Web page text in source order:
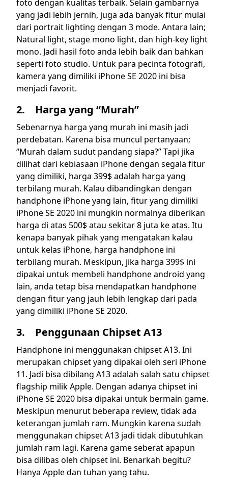
foto dengan kualitas terbaik. Selain gambarnya
yang jadi lebih jernih, juga ada banyak fitur mulai
dari portrait lighting dengan 3 mode. Antara lain;
Natural light, stage mono light, dan high-key light
mono. Jadi hasil foto anda lebih baik dan bahkan
seperti foto studio. Untuk para pecinta fotografi,
kamera yang dimiliki iPhone SE 2020 ini bisa
menjadi favorit.
2. Harga yang “Murah”
Sebenarnya harga yang murah ini masih jadi
perdebatan. Karena bisa muncul pertanyaan;
“Murah dalam sudut pandang siapa?” Tapi jika
dilihat dari kebiasaan iPhone dengan segala fitur
yang dimiliki, harga 399$ adalah harga yang
terbilang murah. Kalau dibandingkan dengan
handphone iPhone yang lain, fitur yang dimiliki
iPhone SE 2020 ini mungkin normalnya diberikan
harga di atas 500$ atau sekitar 8 juta ke atas. Itu
kenapa banyak pihak yang mengatakan kalau
untuk kelas iPhone, harga handphone ini
terbilang murah. Meskipun, jika harga 399$ ini
dipakai untuk membeli handphone android yang
lain, anda tetap bisa mendapatkan handphone
dengan fitur yang jauh lebih lengkap dari pada
yang dimiliki iPhone SE 2020.
3. Penggunaan Chipset A13
Handphone ini menggunakan chipset A13. Ini
merupakan chipset yang dipakai oleh seri iPhone
11. Jadi bisa dibilang A13 adalah salah satu chipset
flagship milik Apple. Dengan adanya chipset ini
iPhone SE 2020 bisa dipakai untuk bermain game.
Meskipun menurut beberapa review, tidak ada
keterangan jumlah ram. Mungkin karena sudah
menggunakan chipset A13 jadi tidak dibutuhkan
jumlah ram lagi. Karena game seberat apapun
bisa dilibas oleh chipset ini. Benarkah begitu?
Hanya Apple dan tuhan yang tahu.